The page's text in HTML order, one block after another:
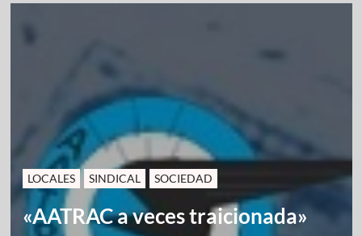
LOCALES SINDICAL SOCIEDAD
«AATRAC a veces traicionada»